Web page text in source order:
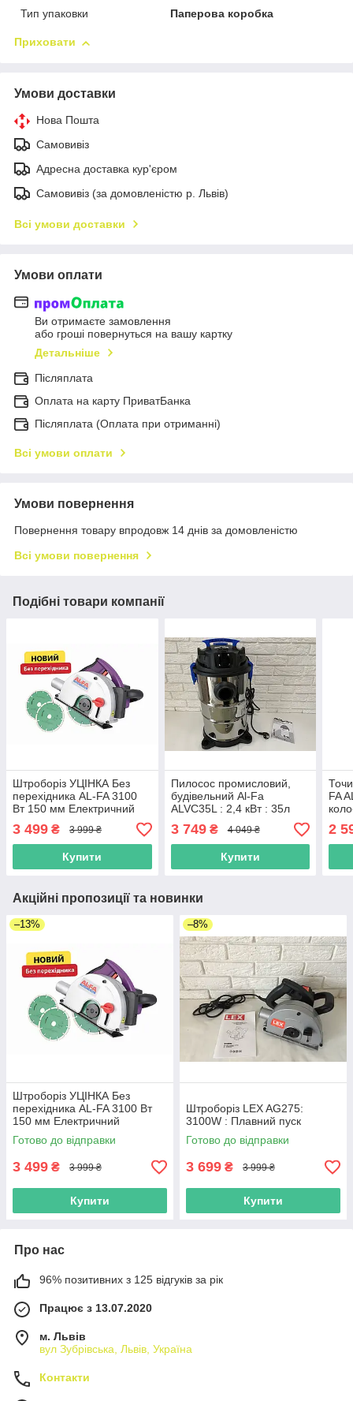
Тип упаковки
Паперова коробка
Приховати
Умови доставки
Нова Пошта
Самовивіз
Адресна доставка кур'єром
Самовивіз (за домовленістю р. Львів)
Всі умови доставки
Умови оплати
Ви отримаєте замовлення
або гроші повернуться на вашу картку
Детальніше
Післяплата
Оплата на карту ПриватБанка
Післяплата (Оплата при отриманні)
Всі умови оплати
Умови повернення
Повернення товару впродовж 14 днів за домовленістю
Всі умови повернення
Подібні товари компанії
Штроборіз УЦІНКА Без
перехідника AL-FA 3100
Вт 150 мм Електричний
штроборіз для стін бетону
цегли 2 диски
3 499 ₴ 3 999 ₴
Купити
Пилосос промисловий,
будівельний Al-Fa
ALVC35L : 2,4 кВт : 35л
3 749₴ 4 049 ₴
Купити
FA
2
Акційні пропозиції та новинки
–13%
Штроборіз УЦІНКА Без
перехідника AL-FA 3100 Вт
150 мм Електричний
штроборіз для стін бетону
цегли 2 диски
Готово до відправки
3 499 ₴ 3 999 ₴
Купити
–8%
Штроборіз LEX AG275:
3100W : Плавний пуск
Готово до відправки
3 699 ₴ 3 999 ₴
Купити
Про нас
96% позитивних з 125 відгуків за рік
Працює з 13.07.2020
м. Львів
вул Зубрівська, Львів, Україна
Контакти